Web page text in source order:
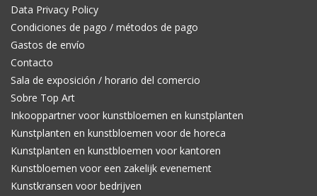
Data Privacy Policy
Condiciones de pago / métodos de pago
Gastos de envío
Contacto
Sala de exposición / horario del comercio
Sobre Top Art
Inkooppartner voor kunstbloemen en kunstplanten
Kunstplanten en kunstbloemen voor de horeca
Kunstplanten en kunstbloemen voor kantoren
Kunstbloemen voor een zakelijk evenement
Kunstkransen voor bedrijven